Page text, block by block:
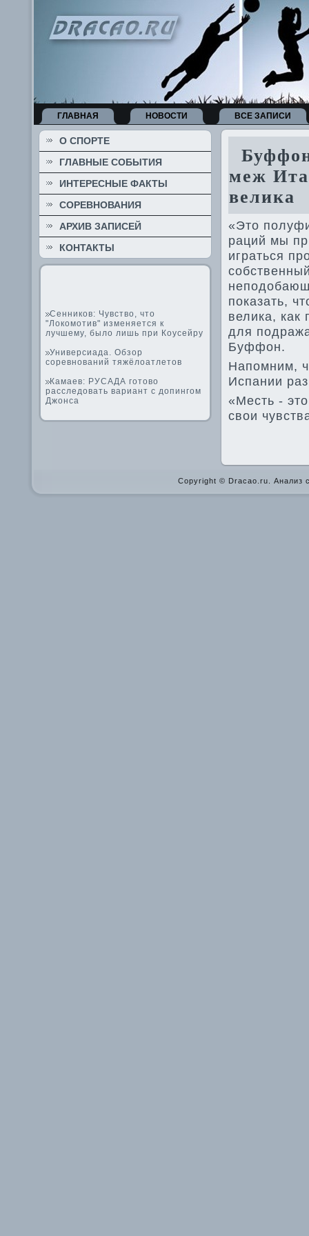
ГЛАВНАЯ НОВОСТИ ВСЕ ЗАПИСИ
О СПОРТЕ
ГЛАВНЫЕ СОБЫТИЯ
ИНТЕРЕСНЫЕ ФАКТЫ
СОРЕВНОВАНИЯ
АРХИВ ЗАПИСЕЙ
КОНТАКТЫ
Сенников: Чувство, что
"Локомотив" изменяется к
лучшему, было лишь при Коусейру
Универсиада. Обзор
соревнований тяжёлоатлетов
Камаев: РУСАДА готово
расследовать вариант с допингом
Джонса
меж
ве­лика
«Это
раций мы
играться
показать,
ве­лика, как
для
Буффон.
Напомним,
Испании
«Месть -
свои
Copyright © Dracao.ru. Анализ